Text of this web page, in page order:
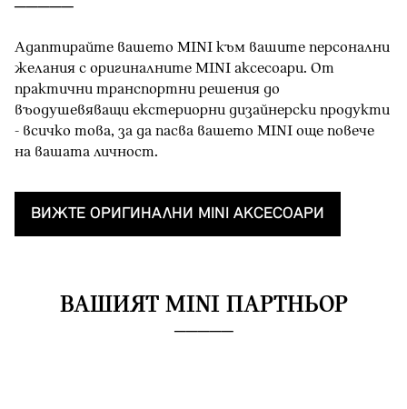
Адаптирайте вашето MINI към вашите персонални
желания с оригиналните MINI аксесоари. От
практични транспортни решения до
въодушевяващи екстериорни дизайнерски продукти
- всичко това, за да пасва вашето MINI oще повече
на вашата личност.
ВИЖТЕ OРИГИНАЛНИ MINI AКСЕСОАРИ
ВАШИЯТ MINI ПАРТНЬОР